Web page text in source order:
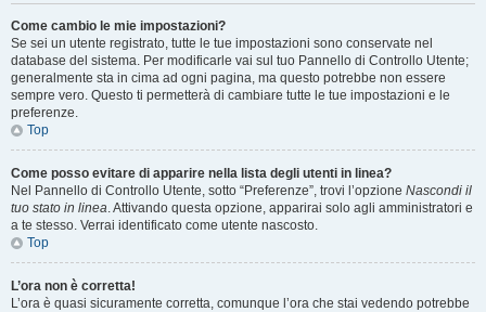
Come cambio le mie impostazioni?
Se sei un utente registrato, tutte le tue impostazioni sono conservate nel
database del sistema. Per modificarle vai sul tuo Pannello di Controllo Utente;
generalmente sta in cima ad ogni pagina, ma questo potrebbe non essere
sempre vero. Questo ti permetterà di cambiare tutte le tue impostazioni e le
preferenze.
Top
Come posso evitare di apparire nella lista degli utenti in linea?
Nel Pannello di Controllo Utente, sotto “Preferenze”, trovi l’opzione Nascondi il
tuo stato in linea. Attivando questa opzione, apparirai solo agli amministratori e
a te stesso. Verrai identificato come utente nascosto.
Top
L’ora non è corretta!
L’ora è quasi sicuramente corretta, comunque l’ora che stai vedendo potrebbe